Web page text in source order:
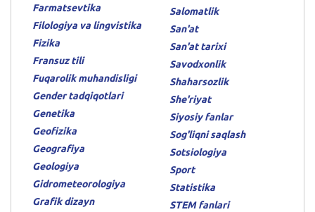
Farmatsevtika
Filologiya va lingvistika
Fizika
Fransuz tili
Fuqarolik muhandisligi
Gender tadqiqotlari
Genetika
Geofizika
Geografiya
Geologiya
Gidrometeorologiya
Grafik dizayn
Salomatlik
San'at
San'at tarixi
Savodxonlik
Shaharsozlik
She'riyat
Siyosiy fanlar
Sog'liqni saqlash
Sotsiologiya
Sport
Statistika
STEM fanlari